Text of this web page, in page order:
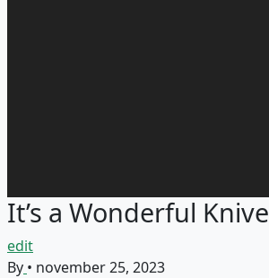
It’s a Wonderful Knive
edit
By • november 25, 2023